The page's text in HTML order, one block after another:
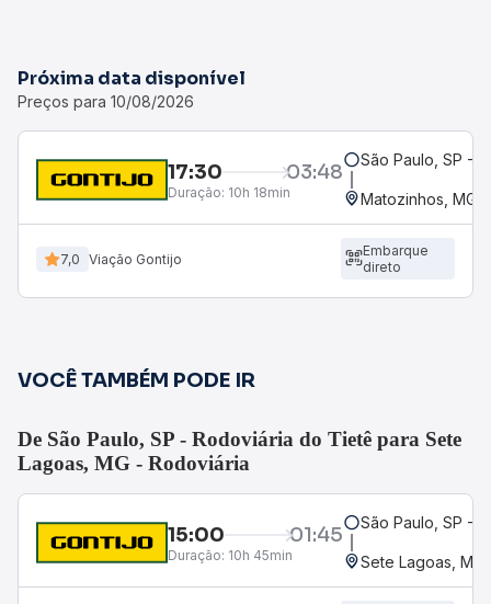
Próxima data disponível
Preços para 10/08/2026
17:30 03:48
Duração: 10h 18min
São Paulo, SP -
Matozinhos, MG
7,0 Viação Gontijo
Embarque
direto
VOCÊ TAMBÉM PODE IR
De São Paulo, SP - Rodoviária do Tietê para Sete
Lagoas, MG - Rodoviária
15:00 01:45
Duração: 10h 45min
São Paulo, SP -
Sete Lagoas,